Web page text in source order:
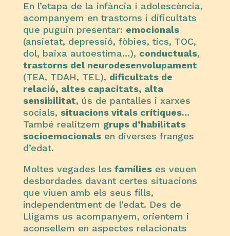
En l’etapa de la infància i adolescència,
acompanyem en trastorns i dificultats
que puguin presentar: emocionals
(ansietat, depressió, fòbies, tics, TOC,
dol, baixa autoestima…), conductuals,
trastorns del neurodesenvolupament
(TEA, TDAH, TEL), dificultats de
relació, altes capacitats, alta
sensibilitat, ús de pantalles i xarxes
socials, situacions vitals crítiques…
També realitzem grups d’habilitats
socioemocionalsen diverses franges
d’edat.
Moltes vegades les famílieses veuen
desbordades davant certes situacions
que viuen amb els seus fills,
independentment de l’edat. Des de
Lligams us acompanyem, orientem i
aconsellem en aspectes relacionats